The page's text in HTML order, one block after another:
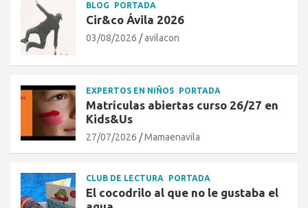
BLOG PORTADA
Cir&co Ávila 2026
03/08/2026 avilacon
EXPERTOS EN NIÑOS PORTADA
Matrículas abiertas curso 26/27 en
Kids&Us
27/07/2026 Mamaenavila
CLUB DE LECTURA PORTADA
El cocodrilo al que no le gustaba el